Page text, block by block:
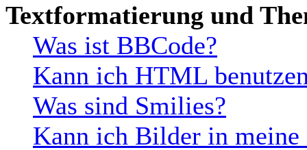
Textformatierung und
Was ist BBCode?
Kann ich HTML
Was sind Smilies?
Kann ich Bilder in meine